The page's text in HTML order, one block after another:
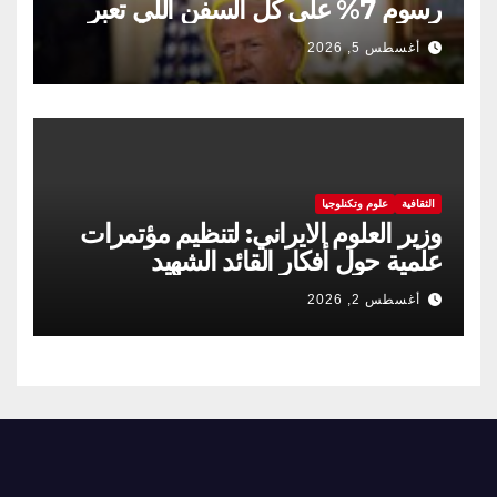
رسوم 7% على كل السفن اللي تعبر
مضيق هرمز
أغسطس 5, 2026
الثقافية علوم وتكنلوجيا
وزير العلوم الايراني: لتنظيم مؤتمرات
علمية حول أفكار القائد الشهيد
أغسطس 2, 2026